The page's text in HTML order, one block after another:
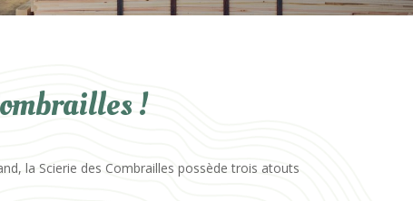
!
la Scierie des Combrailles possède trois atouts